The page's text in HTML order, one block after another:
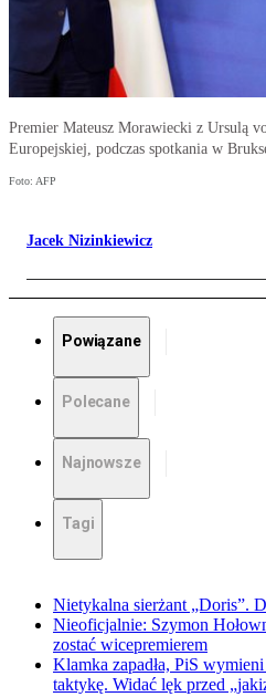
Premier Mateusz Morawiecki z Ursulą
Europejskiej, podczas spotkania w
Foto: AFP
Jacek Nizinkiewicz
Powiązane
Polecane
Najnowsze
Tagi
Nietykalna sierżant „Doris”.
Nieoficjalnie: Szymon
zostać wicepremierem
Klamka zapadła, PiS
taktykę. Widać lęk przed